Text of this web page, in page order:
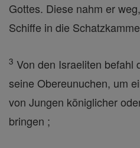
Gottes. Diese nahm er
Schiffe in die
3 Von den Israeliten befahl
seine Obereunuchen, um
von Jungen königlicher
bringen ;